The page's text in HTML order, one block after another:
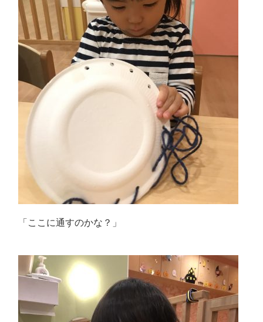
「ここに通すのかな？」